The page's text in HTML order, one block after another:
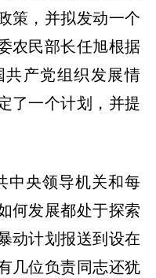
策，并拟发动一个
农民部长任旭根据
产党组织发展情
了一个计划，并提
中央领导机关和每
何发展都处于探索
动计划报送到设在
几位负责同志还犹